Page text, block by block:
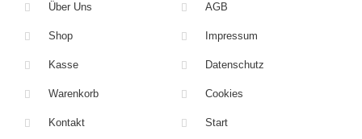
Über Uns
Shop
Kasse
Warenkorb
Kontakt
AGB
Impressum
Datenschutz
Cookies
Start